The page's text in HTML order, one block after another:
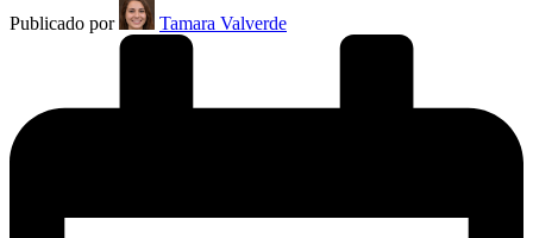
Publicado por Tamara Valverde